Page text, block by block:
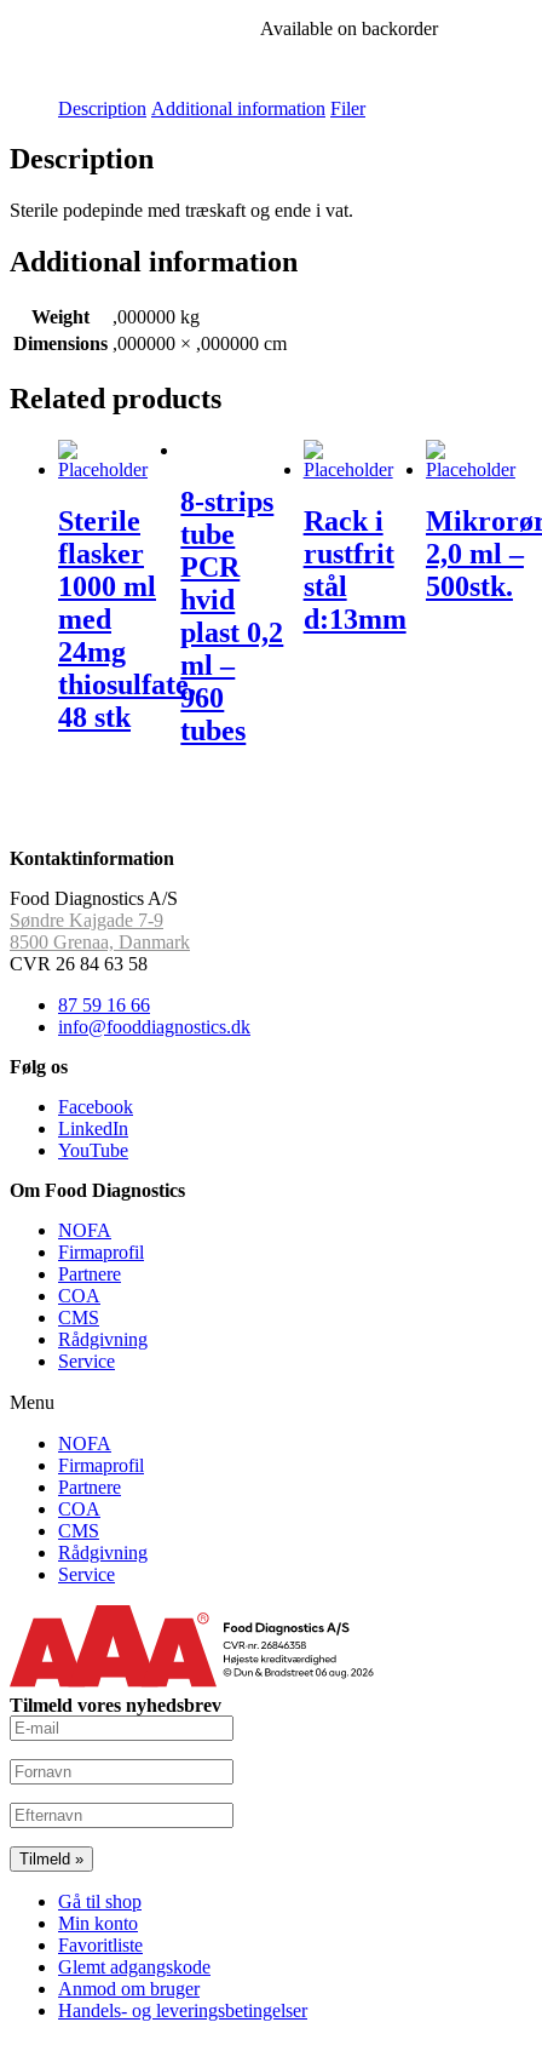
Available on backorder
Description Additional information Filer
Description
Sterile podepinde med træskaft og ende i vat.
Additional information
Weight
,000000 kg
Dimensions ,000000 × ,000000 cm
Related products
Sterile
flasker
1000 ml
med
24mg
thiosulfate,
48 stk
8-strips
tube
PCR
hvid
plast 0,2
ml –
960
tubes
Rack i
rustfrit
stål
d:13mm
2,0 ml –
500stk.
Kontaktinformation
Food Diagnostics A/S
Søndre Kajgade 7-9
8500 Grenaa, Danmark
CVR 26 84 63 58
87 59 16 66
info@fooddiagnostics.dk
Følg os
Facebook
LinkedIn
YouTube
Om Food Diagnostics
NOFA
Firmaprofil
Partnere
COA
CMS
Rådgivning
Service
Menu
NOFA
Firmaprofil
Partnere
COA
CMS
Rådgivning
Service
Tilmeld vores nyhedsbrev
Gå til shop
Min konto
Favoritliste
Glemt adgangskode
Anmod om bruger
Handels- og leveringsbetingelser